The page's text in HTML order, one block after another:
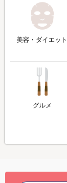
美容・ダイエット
グルメ